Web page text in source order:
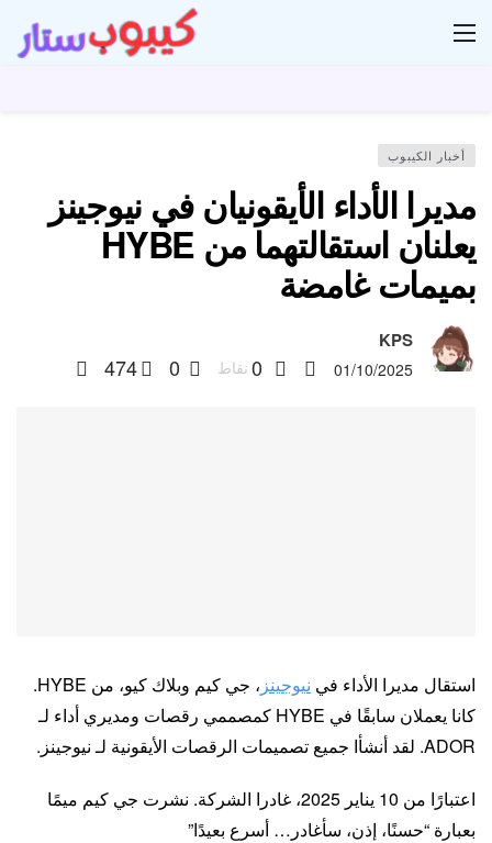
أخبار الكيبوب
مديرا الأداء الأيقونيان في نيوجينز
يعلنان استقالتهما من HYBE
بميمات غامضة
KPS
01/10/2025
0 نقاط 0
474
استقال مديرا الأداء في نيوجينز
، جي كيم وبلاك كيو، من HYBE.
كانا يعملان سابقًا في HYBE كمصممي رقصات ومديري أداء لـ
ADOR. لقد أنشأا جميع تصميمات الرقصات الأيقونية لـ نيوجينز.
اعتبارًا من 10 يناير 2025، غادرا الشركة. نشرت جي كيم ميمًا
بعبارة “حسنًا، إذن، سأغادر… أسرع بعيدًا”